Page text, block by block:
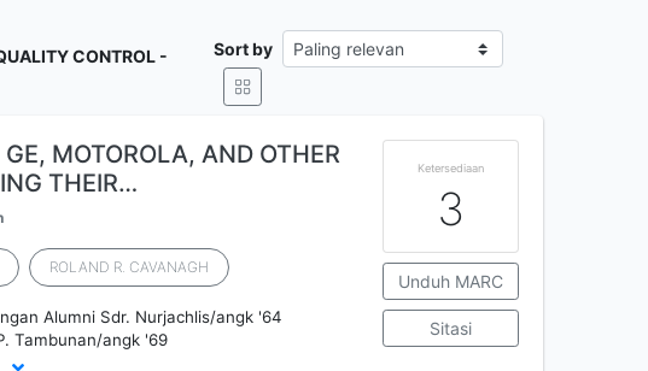
CONTROL -
Sort by
MOTOROLA, AND OTHER
THEIR…
ROLAND R. CAVANAGH
Alumni Sdr. Nurjachlis/angk '64
Tambunan/angk '69
Ketersediaan
3
Unduh MARC
Sitasi